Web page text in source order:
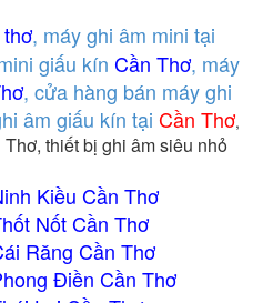
, máy ghi âm mini tại
giấu kínCần Thơ, máy
, cửa hàng bán máy ghi
âm giấu kín tạiCần Thơ,
thiết bị ghi âm siêu nhỏ
Kiều Cần Thơ
Nốt Cần Thơ
Răng Cần Thơ
Điền Cần Thơ